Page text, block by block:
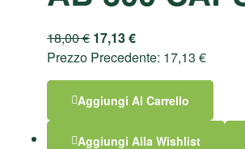
18,00€ 17,13€
Prezzo Precedente: 17,13 €
Aggiungi Al Carrello
Aggiungi Alla Wishlist